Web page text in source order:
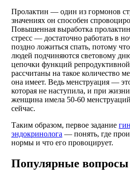
Пролактин — один из гормонов
значениях он способен
Повышенная выработка
стресс — достаточно работать в
поздно ложиться спать, потому
людей подчиняются световому
цепочки функций
рассчитаны на такое количество
она имеет. Ведь менструация —
которая не наступила, и при
женщина имела 50-60
сейчас.
Таким образом, первое задание
эндокринолога — понять, где
нормы и что его провоцирует.
Популярные вопросы